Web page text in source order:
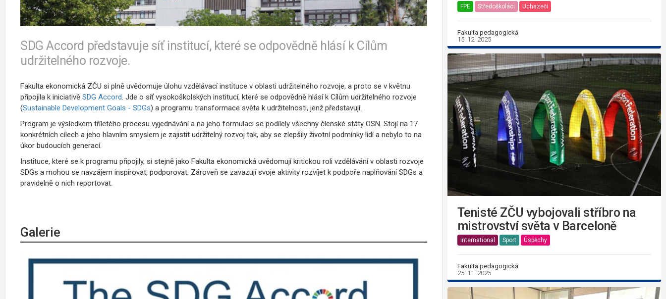
SDG Accord představuje síť institucí, které se odpovědně hlásí k Cílům
udržitelného rozvoje.
Fakulta ekonomická ZČU si plně uvědomuje úlohu vzdělávací instituce v oblasti udržitelného rozvoje, a proto se v květnu
připojila k iniciativě SDG Accord . Jde o síť vysokoškolských institucí, které se odpovědně hlásí k Cílům udržitelného rozvoje
(Sustainable Development Goals - SDGs) a programu transformace světa k udržitelnosti, jenž představují.
Program je výsledkem tříletého procesu vyjednávání a na jeho formulaci se podílely všechny členské státy OSN. Stojí na 17
konkrétních cílech a jeho hlavním smyslem je zajistit udržitelný rozvoj tak, aby se zlepšily životní podmínky lidí a nebylo to na
úkor budoucích generací.
Instituce, které se k programu připojily, si stejně jako Fakulta ekonomická uvědomují kritickou roli vzdělávání v oblasti rozvoje
SDGs a mohou se navzájem inspirovat, podporovat. Zároveň se zavazují svoje aktivity rozvíjet k podpoře naplňování SDGs a
pravidelně o nich reportovat.
Galerie
FPE Středoškoláci Uchazeči
Fakulta pedagogická
15. 12. 2025
Tenisté ZČU vybojovali stříbro na
mistrovství světa v Barceloně
International Sport Úspěchy
Fakulta pedagogická
25. 11. 2025